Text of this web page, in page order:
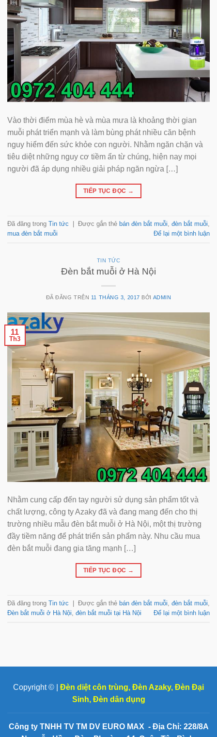
Vào thời điểm mùa hè và mùa mưa là khoảng thời gian
muỗi phát triển mạnh và làm bùng phát nhiều căn bệnh
nguy hiểm đến sức khỏe con người. Nhằm ngăn chặn và
tiêu diệt những nguy cơ tiềm ẩn từ chúng, hiện nay mọi
người đã áp dụng nhiều giải pháp ngăn ngừa […]
TIẾP TỤC ĐỌC →
Đã đăng trong Tin tức Được gắn thẻ bán đèn bắt muỗi đèn bắt muỗi
mua đèn bắt muỗi
Để lại một bình luận
TIN TỨC
Đèn bắt muỗi ở Hà Nội
ĐÃ ĐĂNG TRÊN 11 THÁNG 3, 2017 BỞI ADMIN
11
Th3
Nhằm cung cấp đến tay người sử dụng sản phẩm tốt và
chất lượng, công ty Azaky đã và đang mang đến cho thị
trường nhiều mẫu đèn bắt muỗi ở Hà Nội, một thị trường
đầy tiềm năng để phát triển sản phẩm này. Nhu cầu mua
đèn bắt muỗi đang gia tăng mạnh […]
TIẾP TỤC ĐỌC →
Đã đăng trong Tin tức Được gắn thẻ bán đèn bắt muỗi đèn bắt muỗi
Đèn bắt muỗi ở Hà Nội đèn bắt muỗi tại Hà Nội Để lại một bình luận
Copyright © | Đèn diệt côn trùng, Đèn Azaky, Đèn Đại
Sinh, Đèn dân dụng
Công ty TNHH TV TM DV EURO MAX - Địa Chỉ: 228/8A